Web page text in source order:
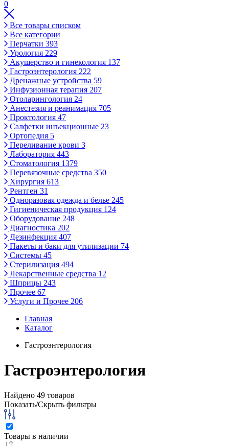
0
Все товары списком
Все категории
Перчатки 393
Урология 229
Акушерство и гинекология 137
Гастроэнтерология 222
Дренажные устройства 59
Инфузионная терапия 207
Отоларингология 24
Анестезия и реанимация 705
Проктология 47
Салфетки инъекционные 23
Ортопедия 5
Переливание крови 3
Лаборатория 443
Стоматология 1379
Перевязочные средства 350
Хирургия 613
Рентген 31
Одноразовая одежда и белье 245
Гигиеническая продукция 124
Оборудование 248
Диагностика 202
Дезинфекция 407
Пакеты и баки для утилизации 74
Системы 45
Стерилизация 494
Лекарственные средства 12
Шприцы 243
Прочее 67
Услуги и Прочее 206
Главная
Каталог
Гастроэнтерология
Гастроэнтерология
Найдено 49 товаров
Показать/Скрыть фильтры
Товары в наличии